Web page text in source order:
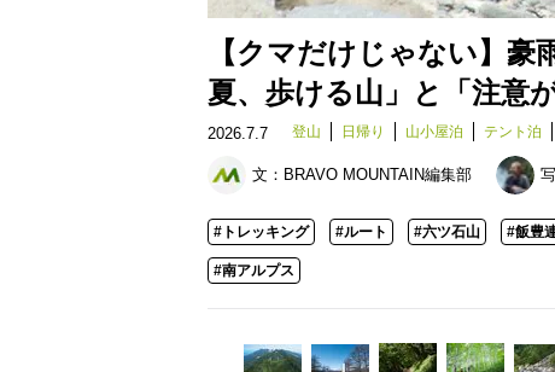
【クマだけじゃない】豪
夏、歩ける山」と「注意
2026.7.7 登山 日帰り 山小屋泊 テント泊
文： BRAVO MOUNTAIN編集部
#トレッキング #ルート #六ツ石山 #飯豊
#南アルプス